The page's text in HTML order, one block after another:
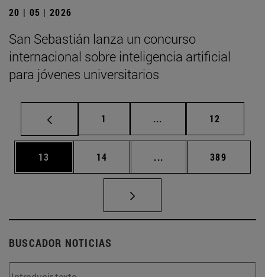
20 | 05 | 2026
San Sebastián lanza un concurso
internacional sobre inteligencia artificial
para jóvenes universitarios
Página
1 ... Páginas intermedias
Página
12
Página
13 Página
14 ... Páginas intermedias
Página
389
BUSCADOR NOTICIAS